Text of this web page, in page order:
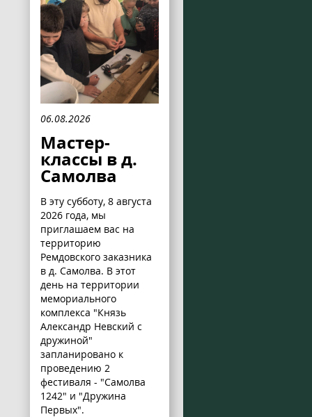
06.08.2026
Мастер-
классы в д.
Самолва
В эту субботу, 8 августа
2026 года, мы
приглашаем вас на
территорию
Ремдовского заказника
в д. Самолва. В этот
день на территории
мемориального
комплекса "Князь
Александр Невский с
дружиной"
запланировано к
проведению 2
фестиваля - "Самолва
1242" и "Дружина
Первых".